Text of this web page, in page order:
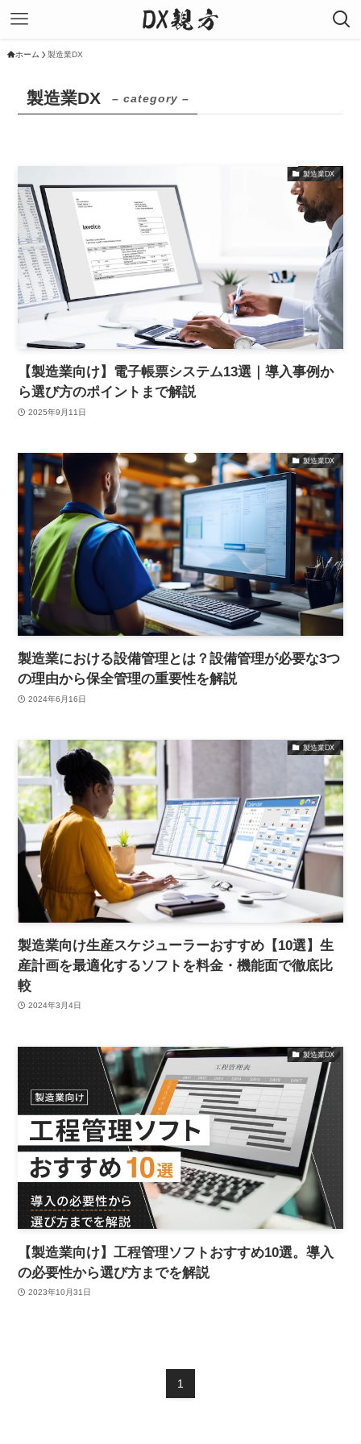
ホーム 製造業DX
製造業DX – category –
製造業DX
【製造業向け】電子帳票システム13選｜導入事例か
ら選び方のポイントまで解説
2025年9月11日
製造業DX
製造業における設備管理とは？設備管理が必要な3つ
の理由から保全管理の重要性を解説
2024年6月16日
製造業DX
製造業向け生産スケジューラーおすすめ【10選】生
産計画を最適化するソフトを料金・機能面で徹底比
較
2024年3月4日
製造業DX
【製造業向け】工程管理ソフトおすすめ10選。導入
の必要性から選び方までを解説
2023年10月31日
1